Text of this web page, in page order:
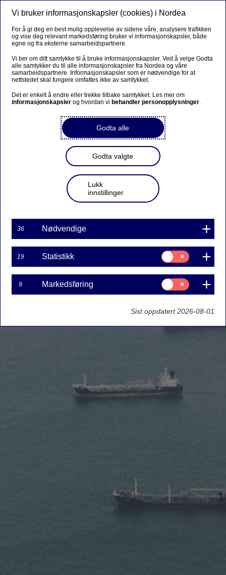
Vi bruker informasjonskapsler (cookies) i Nordea
For å gi deg en best mulig opplevelse av sidene våre, analysere trafikken
og vise deg relevant markedsføring bruker vi informasjonskapsler, både
egne og fra eksterne samarbeidspartnere.
Vi ber om ditt samtykke til å bruke informasjonskapsler. Ved å velge Godta
alle samtykker du til alle informasjonskapsler fra Nordea og våre
samarbeidspartnere. Informasjonskapsler som er nødvendige for at
nettstedet skal fungere omfattes ikke av samtykket.
Det er enkelt å endre eller trekke tilbake samtykket. Les mer om
informasjonskapsler og hvordan vi behandler personopplysninger.
Godta alle
Godta valgte
Lukk
innstillinger
36 Nødvendige
19 Statistikk
Samtykke
til:
Statistikk
9 Markedsføring
Samtykke
til:
Markedsføring
Sist oppdatert 2026-08-01